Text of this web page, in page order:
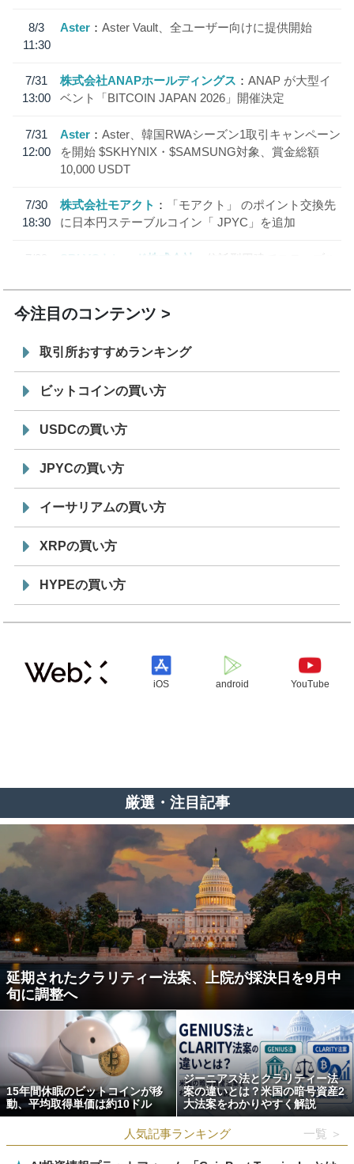
8/3
11:30
Aster Aster Vault、全ユーザー向けに提供開始
7/31
13:00
株式会社ANAPホールディングス
ANAP が大型イ
ベント「BITCOIN JAPAN 2026」開催決定
7/31
12:00
Aster
Aster、韓国RWAシーズン1取引キャンペーン
を開始 $SKHYNIX・$SAMSUNG対象、賞金総額
10,000 USDT
7/30
18:30
株式会社モアクト
「モアクト」 のポイント交換先
に日本円ステーブルコイン「 JPYC」を追加
7/29
SBI VCトレード株式会社
信託型円建てステーブル
今注目のコンテンツ
取引所おすすめランキング
ビットコインの買い方
USDCの買い方
JPYCの買い方
イーサリアムの買い方
XRPの買い方
HYPEの買い方
iOS android YouTube
厳選・注目記事
延期されたクラリティー法案、上院が採決日を9月中
旬に調整へ
15年間休眠のビットコインが移
動、平均取得単価は約10ドル
ジーニアス法とクラリティー法
案の違いとは？米国の暗号資産2
大法案をわかりやすく解説
人気記事ランキング 一覧 ＞